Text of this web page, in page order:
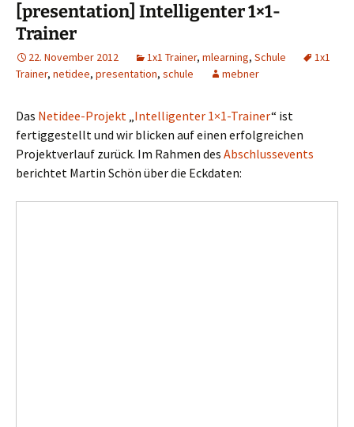
[presentation] Intelligenter 1×1-
Trainer
22. November 2012 1x1 Trainer, mlearning, Schule
1x1
Trainer, netidee, presentation, schule mebner
Das Netidee-Projekt „Intelligenter 1×1-Trainer“ ist
fertiggestellt und wir blicken auf einen erfolgreichen
Projektverlauf zurück. Im Rahmen des Abschlussevents
berichtet Martin Schön über die Eckdaten: